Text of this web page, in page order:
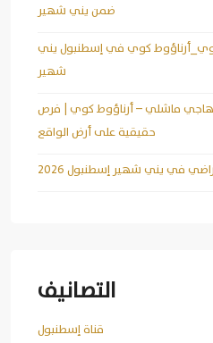
ضمن يني شهير
كوي في إسطنبول يني
شهير
ماشلي – أرناؤوط كوي | فرص
حقيقية على أرض الواقع
في يني شهير إسطنبول 2026
التصانيف
قناة إسطنبول